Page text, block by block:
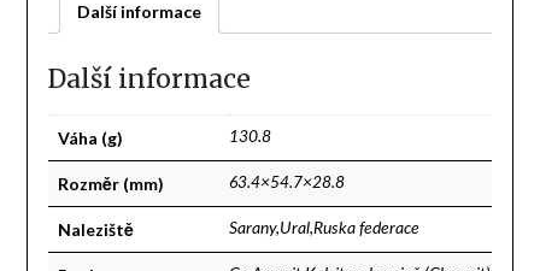
Další informace
Další informace
Váha (g) 130.8
Rozměr (mm) 63.4×54.7×28.8
Naleziště Sarany,Ural,Ruska federace